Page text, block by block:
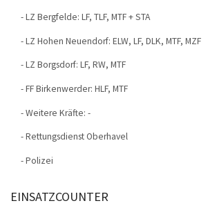
- LZ Bergfelde: LF, TLF, MTF + STA
- LZ Hohen Neuendorf: ELW, LF, DLK, MTF, MZF
- LZ Borgsdorf: LF, RW, MTF
- FF Birkenwerder: HLF, MTF
- Weitere Kräfte: -
- Rettungsdienst Oberhavel
- Polizei
EINSATZCOUNTER